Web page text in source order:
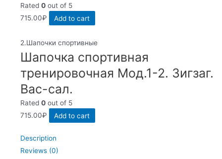
Rated0 out of 5
715.00₽ Add to cart
2.Шапочки спортивные
Шапочка спортивная
тренировочная Мод.1-2. Зигзаг.
Вас-сал.
Rated0 out of 5
715.00₽ Add to cart
Description
Reviews (0)